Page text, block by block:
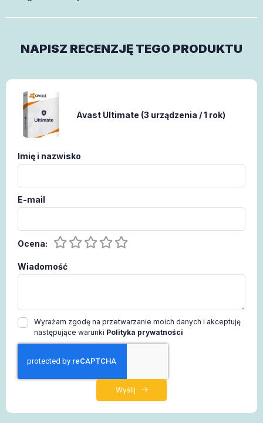
NAPISZ RECENZJĘ TEGO PRODUKTU
Avast Ultimate (3 urządzenia / 1 rok)
Imię i nazwisko
E-mail
Ocena:
Wiadomość
Wyrażam zgodę na przetwarzanie moich danych i akceptuję
następujące warunki Polityka prywatności
Wyślij